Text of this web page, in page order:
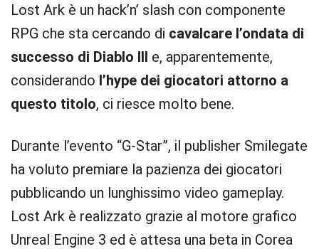
Lost Ark è un hack’n’ slash con componente
RPG che sta cercando di cavalcare l’ondata di
successo di Diablo III e, apparentemente,
considerando l’hype dei giocatori attorno a
questo titolo, ci riesce molto bene.
Durante l’evento “G-Star”, il publisher Smilegate
ha voluto premiare la pazienza dei giocatori
pubblicando un lunghissimo video gameplay.
Lost Ark è realizzato grazie al motore grafico
Unreal Engine 3 ed è attesa una beta in Corea